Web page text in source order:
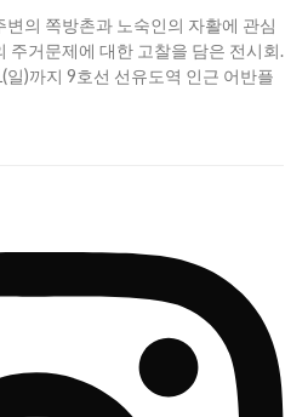
의 쪽방촌과 노숙인의 자활에 관심
주거문제에 대한 고찰을 담은 전시회.
)까지 9호선 선유도역 인근 어반플